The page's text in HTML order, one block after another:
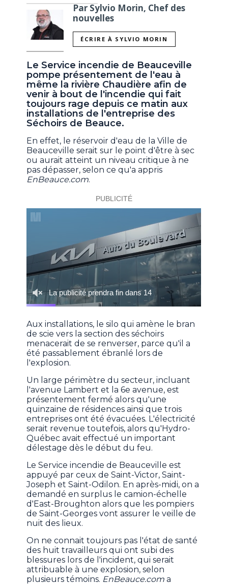
Par Sylvio Morin, Chef des
nouvelles
ÉCRIRE À SYLVIO MORIN
Le Service incendie de Beauceville
pompe présentement de l'eau à
même la rivière Chaudière afin de
venir à bout de l'incendie qui fait
toujours rage depuis ce matin aux
installations de l'entreprise des
Séchoirs de Beauce.
En effet, le réservoir d'eau de la Ville de
Beauceville serait sur le point d'être à sec
ou aurait atteint un niveau critique à ne
pas dépasser, selon ce qu'a appris
EnBeauce.com.
Aux installations, le silo qui amène le bran
de scie vers la section des séchoirs
menacerait de se renverser, parce qu'il a
été passablement ébranlé lors de
l'explosion.
Un large périmètre du secteur, incluant
l'avenue Lambert et la 6e avenue, est
présentement fermé alors qu'une
quinzaine de résidences ainsi que trois
entreprises ont été évacuées. L'électricité
serait revenue toutefois, alors qu'Hydro-
Québec avait effectué un important
délestage dès le début du feu.
Le Service incendie de Beauceville est
appuyé par ceux de Saint-Victor, Saint-
Joseph et Saint-Odilon. En après-midi, on a
demandé en surplus le camion-échelle
d'East-Broughton alors que les pompiers
de Saint-Georges vont assurer le veille de
nuit des lieux.
On ne connait toujours pas l'état de santé
des huit travailleurs qui ont subi des
blessures lors de l'incident, qui serait
attribuable à une explosion, selon
plusieurs témoins. EnBeauce.com a